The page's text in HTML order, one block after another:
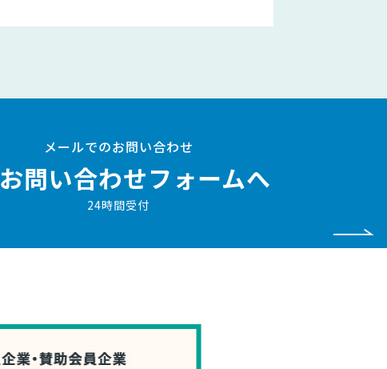
メールでのお問い合わせ
お問い合わせフォームへ
24時間受付